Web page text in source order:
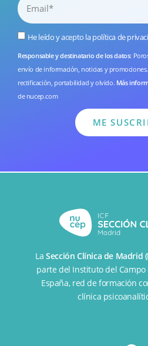
He leído y acepto lapolítica de
Responsable y destinatario de los datos:
envío de información, noticias y promociones.
rectificación, portabilidad y olvido. Más
de nucep.com
ME
LaSección Clínica de Madrid
parte del Instituto del Campo
España, red de formación
clínica